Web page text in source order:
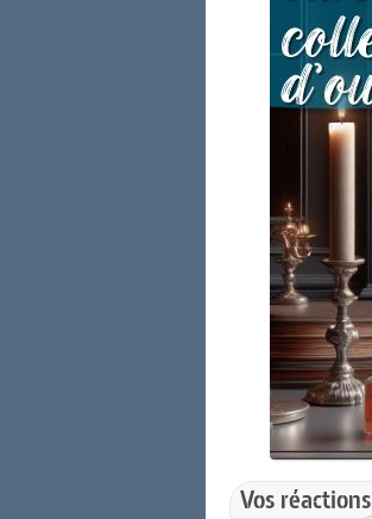
Vos réactions